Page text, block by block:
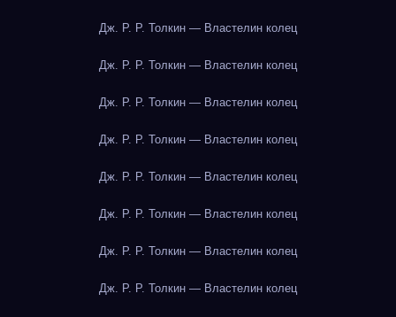
Дж. Р. Р. Толкин — Властелин колец
Дж. Р. Р. Толкин — Властелин колец
Дж. Р. Р. Толкин — Властелин колец
Дж. Р. Р. Толкин — Властелин колец
Дж. Р. Р. Толкин — Властелин колец
Дж. Р. Р. Толкин — Властелин колец
Дж. Р. Р. Толкин — Властелин колец
Дж. Р. Р. Толкин — Властелин колец